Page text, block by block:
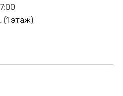
(1 этаж)